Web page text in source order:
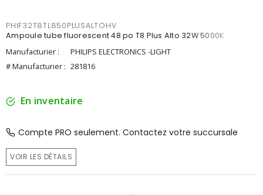
PHIF32T8TL850PLUSALTOHV
Ampoule tube fluorescent 48 po T8 Plus Alto 32W 5000K
Manufacturier :
PHILIPS ELECTRONICS -LIGHT
# Manufacturier : 281816
En inventaire
Compte PRO seulement. Contactez votre succursale
VOIR LES DÉTAILS